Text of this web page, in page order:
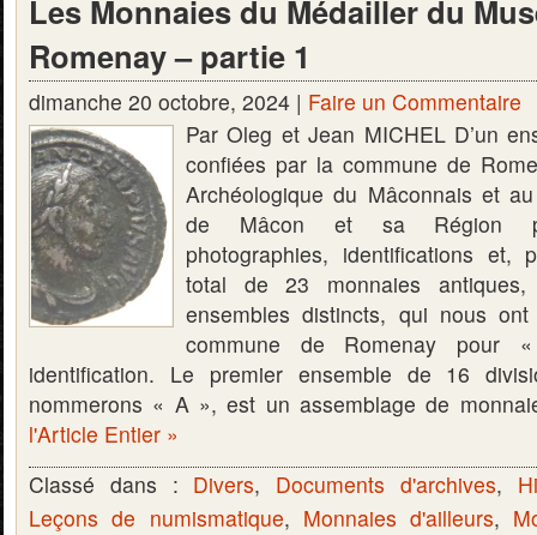
Les Monnaies du Médailler du
Romenay – partie 1
dimanche 20 octobre, 2024 | Faire un Commentaire
Par Oleg et Jean MICHEL D’un
confiées par la commune de
Archéologique du Mâconnais et
de Mâcon et sa Région
photographies, identifications et,
total de 23 monnaies
ensembles distincts, qui nous
commune de Romenay pour
identification. Le premier ensemble de 16
nommerons « A », est un assemblage de
l'Article Entier »
Classé dans : Divers, Documents d'archives,
Leçons de numismatique, Monnaies d'ailleurs,